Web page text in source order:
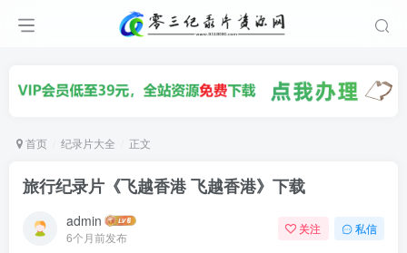
首页 纪录片大全 正文
旅行纪录片《飞越香港 飞越香港》下载
admin
6个月前发布
关注 私信